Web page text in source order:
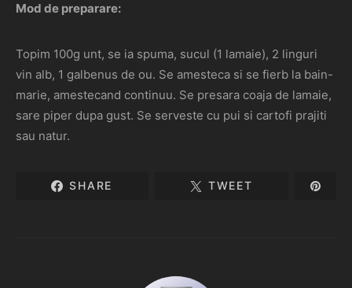
Mod de preparare:
Topim 100g unt, se ia spuma, sucul (1 lamaie), 2 linguri
vin alb, 1 galbenus de ou. Se amesteca si se fierb la bain-
marie, amestecand continuu. Se presara coaja de lamaie,
sare piper dupa gust. Se serveste cu pui si cartofi prajiti
sau natur.
SHARE TWEET